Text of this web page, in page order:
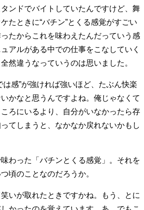
ンドでバイトしていたんですけど、舞
たときに“バチン”とくる感覚がすごい
たからこれを味わえたんだっていう感
アルがある中での仕事をこなしていく
然違うなっていうのは思いました。
感”が強ければ強いほど、たぶん快楽
かなと思うんですよね。俺じゃなくて
ろにいるより、自分がいなかったら存
てしまうと、なかなか戻れないかもし
わった「バチンとくる感覚」。それを
頃のことなのだろうか。
笑いが取れたときですかね。もう、とに